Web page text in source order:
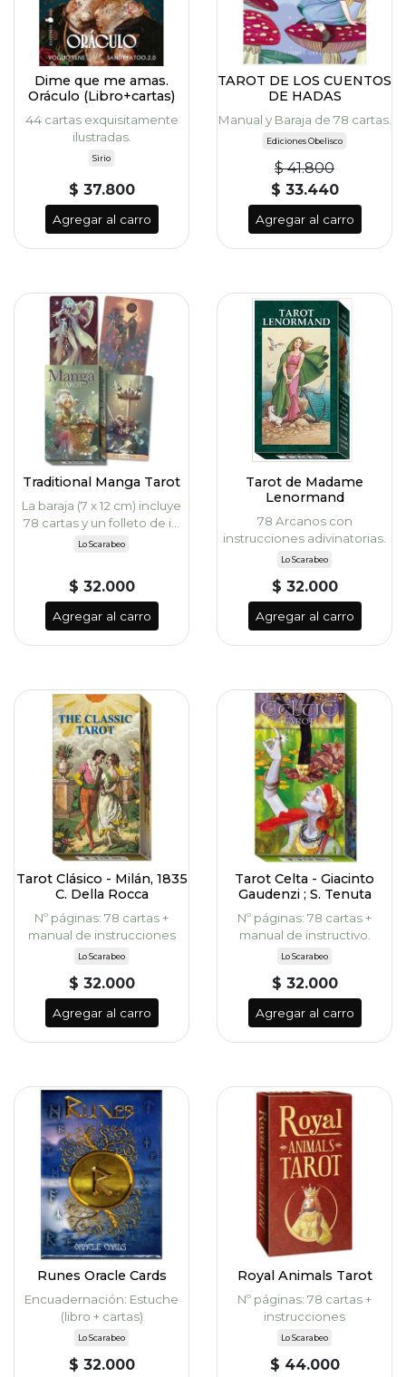
Dime que me amas.
Oráculo (Libro+cartas)
44 cartas exquisitamente
ilustradas.
Sirio
$ 37.800
Agregar al carro
TAROT DE LOS CUENTOS
DE HADAS
Manual y Baraja de 78 cartas.
Ediciones Obelisco
$ 41.800
$ 33.440
Agregar al carro
Traditional Manga Tarot
La baraja (7 x 12 cm) incluye
78 cartas y un folleto de i...
Lo Scarabeo
$ 32.000
Agregar al carro
Tarot de Madame
Lenormand
78 Arcanos con
instrucciones adivinatorias.
Lo Scarabeo
$ 32.000
Agregar al carro
Tarot Clásico - Milán, 1835
C. Della Rocca
Nº páginas: 78 cartas +
manual de instrucciones
Lo Scarabeo
$ 32.000
Agregar al carro
Tarot Celta - Giacinto
Gaudenzi ; S. Tenuta
Nº páginas: 78 cartas +
manual de instructivo.
Lo Scarabeo
$ 32.000
Agregar al carro
Runes Oracle Cards
Encuadernación: Estuche
(libro + cartas)
Lo Scarabeo
$ 32.000
Royal Animals Tarot
Nº páginas: 78 cartas +
instrucciones
Lo Scarabeo
$ 44.000